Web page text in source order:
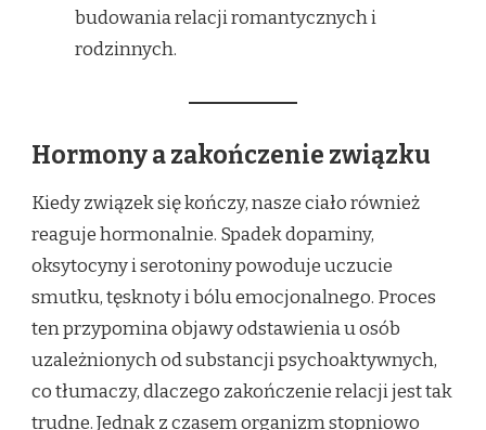
budowania relacji romantycznych i
rodzinnych.
Hormony a zakończenie związku
Kiedy związek się kończy, nasze ciało również
reaguje hormonalnie. Spadek dopaminy,
oksytocyny i serotoniny powoduje uczucie
smutku, tęsknoty i bólu emocjonalnego. Proces
ten przypomina objawy odstawienia u osób
uzależnionych od substancji psychoaktywnych,
co tłumaczy, dlaczego zakończenie relacji jest tak
trudne. Jednak z czasem organizm stopniowo